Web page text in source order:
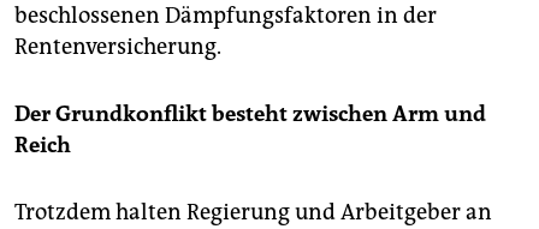
beschlossenen Dämpfungsfaktoren in der
Rentenversicherung.
Der Grundkonflikt besteht zwischen Arm und
Reich
Trotzdem halten Regierung und Arbeitgeber an